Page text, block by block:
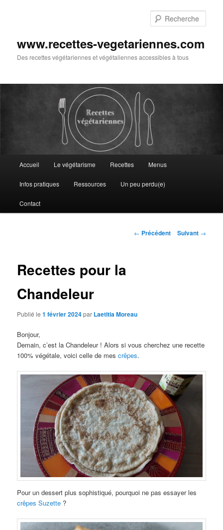
www.recettes-vegetariennes.com
Des recettes végétariennes et végétaliennes accessibles à tous
Accueil Le végétarisme Recettes Menus
Infos pratiques Ressources Un peu perdu(e)
Contact
Navigation
← Précédent Suivant →
Recettes pour la
Chandeleur
Publié le1 février 2024par Laetitia Moreau
Bonjour,
Demain, c’est la Chandeleur ! Alors si vous cherchez une recette
100% végétale, voici celle de mescrêpes.
Pour un dessert plus sophistiqué, pourquoi ne pas essayer les
crêpes Suzette ?